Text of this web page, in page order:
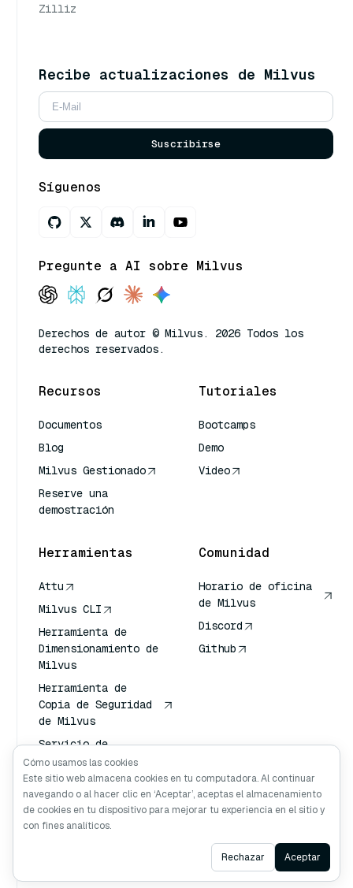
Zilliz
Recibe actualizaciones de Milvus
Suscribirse
Síguenos
Pregunte a AI sobre Milvus
Derechos de autor © Milvus. 2026 Todos los
derechos reservados.
Recursos
Documentos
Blog
Milvus Gestionado
Reserve una
demostración
Tutoriales
Bootcamps
Demo
Video
Herramientas
Attu
Milvus CLI
Herramienta de
Dimensionamiento de
Milvus
Herramienta de
Copia de Seguridad
de Milvus
Servicio de
Transporte de
Vectores (VTS)
Buscador profundo
Claude Contexto
Comunidad
Horario de oficina
de Milvus
Discord
Github
Ask AI
Cómo usamos las cookies
Este sitio web almacena cookies en tu computadora. Al continuar
navegando o al hacer clic en ‘Aceptar’, aceptas el almacenamiento
de cookies en tu dispositivo para mejorar tu experiencia en el sitio y
con fines analíticos.
Rechazar Aceptar